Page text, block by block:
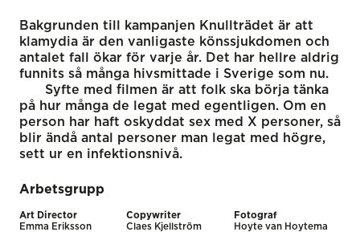
Bakgrunden till kampanjen Knullträdet är att
klamydia är den vanligaste könssjukdomen och
antalet fall ökar för varje år. Det har hellre aldrig
funnits så många hivsmittade i Sverige som nu.
Syfte med filmen är att folk ska börja tänka
på hur många de legat med egentligen. Om en
person har haft oskyddat sex med X personer, så
blir ändå antal personer man legat med högre,
sett ur en infektionsnivå.
Arbetsgrupp
Art Director
Emma Eriksson
Copywriter
Claes Kjellström
Fotograf
Hoyte van Hoytema